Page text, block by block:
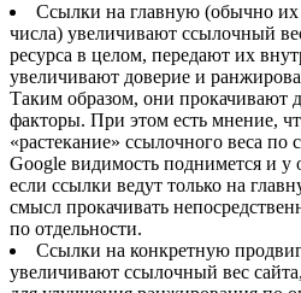
Ссылки на главную (обычно их
числа) увеличивают ссылочный
ресурса в целом, передают их
увеличивают доверие и
Таким образом, они прокачивают
факторы. При этом есть мнение,
«растекание» ссылочного веса по
Google видимость поднимется и у
если ссылки ведут только на
смысл прокачивать
по отдельности.
Ссылки на конкретную
увеличивают ссылочный вес